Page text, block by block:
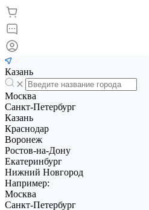
Казань
Москва
Санкт-Петербург
Казань
Краснодар
Воронеж
Ростов-на-Дону
Екатеринбург
Нижний Новгород
Например:
Москва
Санкт-Петербург